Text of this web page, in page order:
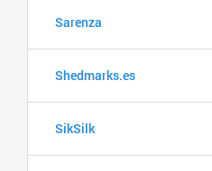
Sarenza
Shedmarks.es
SikSilk